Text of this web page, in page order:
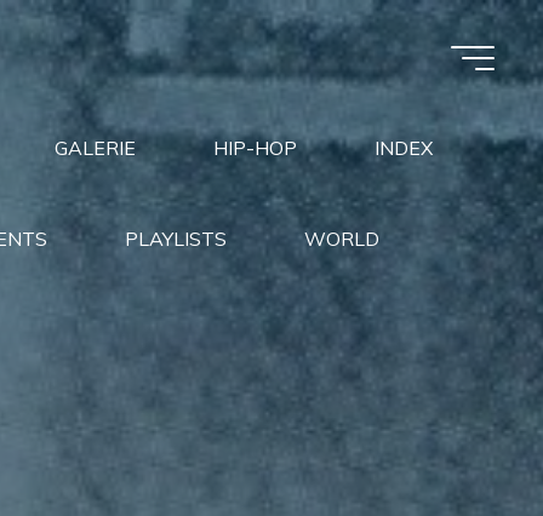
GALERIE HIP-HOP INDEX
PLAYLISTS WORLD